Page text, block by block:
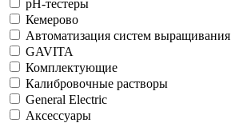
рН-тестеры
Кемерово
Автоматизация систем выращивания
GAVITA
Комплектующие
Калибровочные растворы
General Electric
Аксессуары